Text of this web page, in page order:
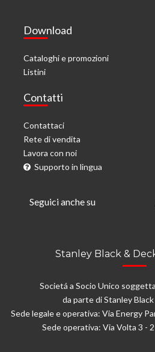
Download
Cataloghi e promozioni
Listini
Contatti
Contattaci
Rete di vendita
Lavora con noi
Supporto in lingua
Seguici anche su
Stanley Black &
Societá a Socio Unico
da parte di Stanley
Sede legale e operativa: Via Energy
Sede operativa: Via Volta 3 -